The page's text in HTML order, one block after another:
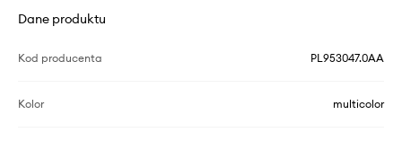
Dane produktu
Kod producenta PL953047.0AA
Kolor multicolor